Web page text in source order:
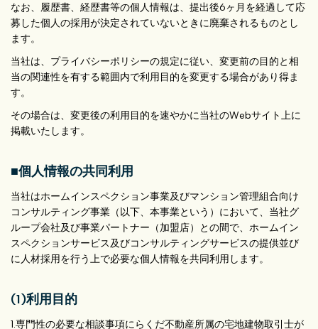
なお、履歴書、経歴書等の個人情報は、提出後6ヶ月を経過して応
募した個人の採用が決定されていないときに廃棄されるものとし
ます。
当社は、プライバシーポリシーの規定に従い、変更前の目的と相
当の関連性を有する範囲内で利用目的を変更する場合があり得ま
す。
その場合は、変更後の利用目的を速やかに当社のWebサイト上に
掲載いたします。
■個人情報の共同利用
当社はホームインスペクション事業及びマンション管理組合向け
コンサルティング事業（以下、本事業という）において、当社グ
ループ会社及び事業パートナー（加盟店）との間で、ホームイン
スペクションサービス及びコンサルティングサービスの提供並び
に人材採用を行う上で必要な個人情報を共同利用します。
(1)利用目的
1.専門性の必要な相談事項にらくだ不動産所属の宅地建物取引士が